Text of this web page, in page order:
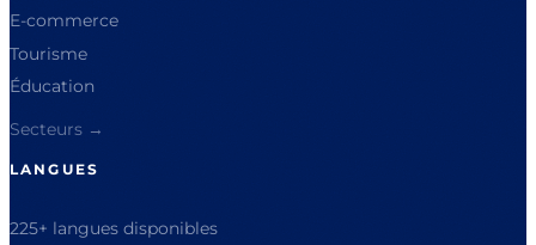
E-commerce
Tourisme
Éducation
Secteurs →
LANGUES
225+ langues disponibles